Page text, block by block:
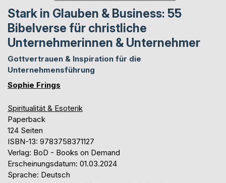
Stark in Glauben & Business: 55
Bibelverse für christliche
Unternehmerinnen & Unternehmer
Gottvertrauen & Inspiration für die
Unternehmensführung
Sophie Frings
Spiritualität & Esoterik
Paperback
124 Seiten
ISBN-13: 9783758371127
Verlag: BoD - Books on Demand
Erscheinungsdatum: 01.03.2024
Sprache: Deutsch